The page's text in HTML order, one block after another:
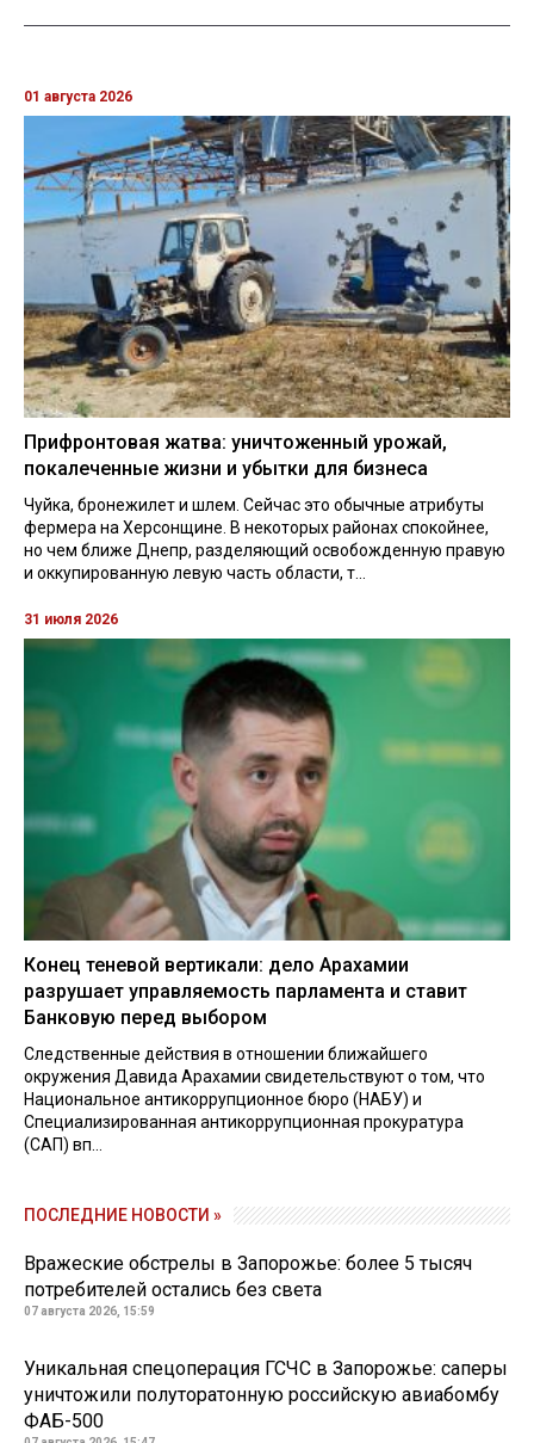
01 августа 2026
Прифронтовая жатва: уничтоженный урожай,
покалеченные жизни и убытки для бизнеса
Чуйка, бронежилет и шлем. Сейчас это обычные атрибуты
фермера на Херсонщине. В некоторых районах спокойнее,
но чем ближе Днепр, разделяющий освобожденную правую
и оккупированную левую часть области, т...
31 июля 2026
Конец теневой вертикали: дело Арахамии
разрушает управляемость парламента и ставит
Банковую перед выбором
Следственные действия в отношении ближайшего
окружения Давида Арахамии свидетельствуют о том, что
Национальное антикоррупционное бюро (НАБУ) и
Специализированная антикоррупционная прокуратура
(САП) вп...
ПОСЛЕДНИЕ НОВОСТИ »
Вражеские обстрелы в Запорожье: более 5 тысяч
потребителей остались без света
07 августа 2026, 15:59
Уникальная спецоперация ГСЧС в Запорожье: саперы
уничтожили полуторатонную российскую авиабомбу
ФАБ-500